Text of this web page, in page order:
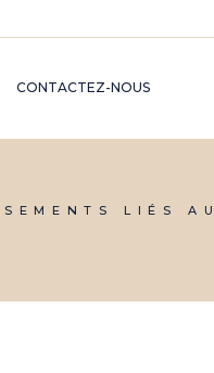
CONTACTEZ-NOUS
LIÉS AU